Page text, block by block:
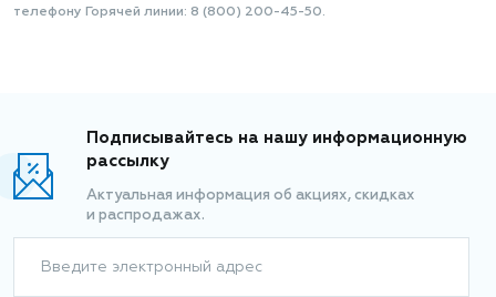
телефону Горячей линии: 8 (800) 200-45-50.
Подписывайтесь на нашу информационную
рассылку
Актуальная информация об акциях, скидках
и распродажах.
Введите электронный адрес